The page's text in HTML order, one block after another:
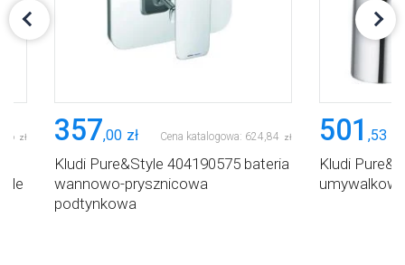
26 zł 357,00 zł Cena katalogowa: 624,84 zł
Kludi Pure&Style 404190575 bateria
wannowo-prysznicowa
podtynkowa
501 ,53
Kludi